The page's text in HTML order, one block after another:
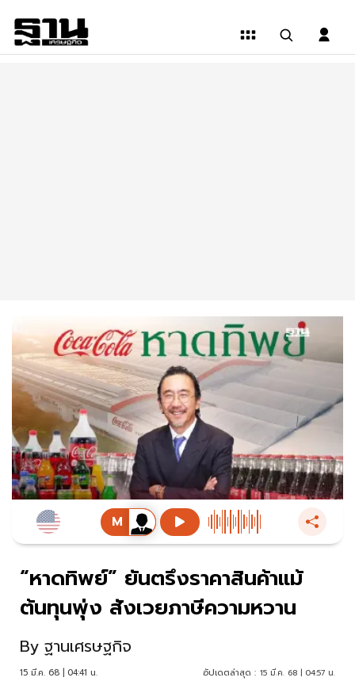
“หาดทิพย์” ยันตรึงราคาสินค้าแม้
ต้นทุนพุ่ง สังเวยภาษีความหวาน
By ฐานเศรษฐกิจ
15 มี.ค. 68 | 04:41 น. อัปเดตล่าสุด : 15 มี.ค. 68 | 04:57 น.